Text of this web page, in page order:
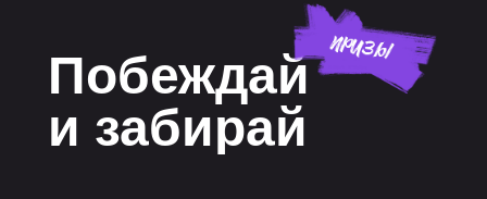
Побеждай
и забирай